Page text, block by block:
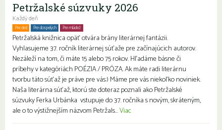
Petržalské súzvuky 2026
Každý deň
Pre deti Pre dospelých Pre mládež
Petržalská knižnica opäť otvára brány literárnej fantázii.
Vyhlasujeme 37. ročník literárnej súťaže pre začínajúcich autorov.
Nezáleží na tom, či máte 15 alebo 75 rokov. Hľadáme básne či
príbehy v kategóriách POÉZIA / PRÓZA. Ak máte radi literárnu
tvorbu táto súťaž je práve pre vás:) Máme pre vás niekoľko noviniek.
Naša literárna súťaž, ktorú ste doteraz poznali ako Petržalské
súzvuky Ferka Urbánka vstupuje do 37. ročníka s novým, skráteným,
ale o to výstižnejším názvom Petržals...Viac